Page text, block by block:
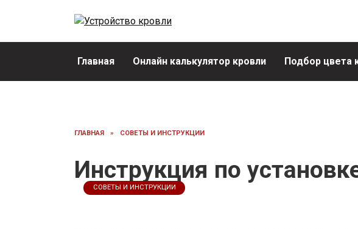
Главная Онлайн калькулятор кровли Подбор цвета
ГЛАВНАЯ » СОВЕТЫ И ИНСТРУКЦИИ
Инструкция по
СОВЕТЫ И ИНСТРУКЦИИ